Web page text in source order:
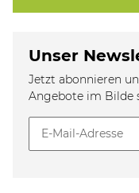
Unser
Jetzt abonnieren
Angebote im Bilde